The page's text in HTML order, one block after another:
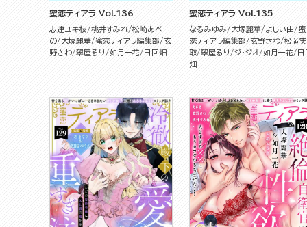
蜜恋ティアラ Vol.136
志連ユキ枝 桃井すみれ
松崎あべ
の
大塚麗華 蜜恋ティアラ編集部
玄
野さわ 翠屋るり 如月一花 日回畑
蜜恋ティアラ Vol.135
なるみゆみ 大塚麗華 よしい由
蜜
恋ティアラ編集部
玄野さわ 松岡実
取 翠屋るり ジ・ジオ 如月一花
日
畑